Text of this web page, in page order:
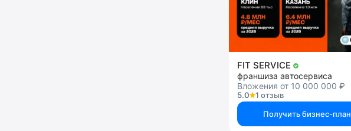
FIT SERVICE
франшиза автосервиса
Вложения от 10 000 000 ₽
5.0
1 отзыв
Получить бизнес-план